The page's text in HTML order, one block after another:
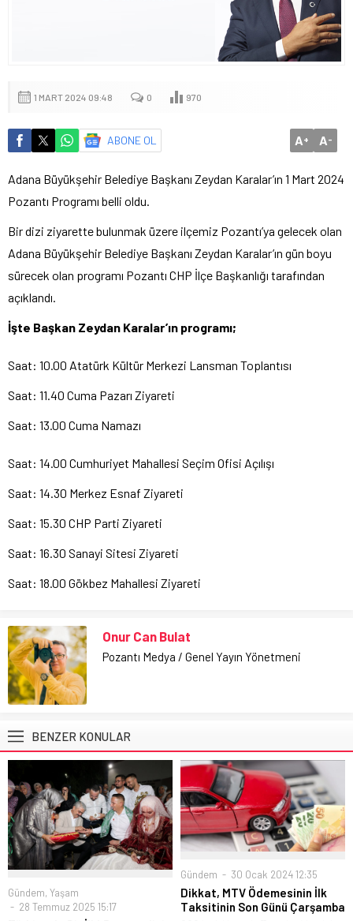
1 MART 2024 09:48 0 970
ABONE OL A+ A-
Adana Büyükşehir Belediye Başkanı Zeydan Karalar’ın 1 Mart 2024
Pozantı Programı belli oldu.
Bir dizi ziyarette bulunmak üzere ilçemiz Pozantı’ya gelecek olan
Adana Büyükşehir Belediye Başkanı Zeydan Karalar’ın gün boyu
sürecek olan programı Pozantı CHP İlçe Başkanlığı tarafından
açıklandı.
İşte Başkan Zeydan Karalar’ın programı;
Saat: 10.00 Atatürk Kültür Merkezi Lansman Toplantısı
Saat: 11.40 Cuma Pazarı Ziyareti
Saat: 13.00 Cuma Namazı
Saat: 14.00 Cumhuriyet Mahallesi Seçim Ofisi Açılışı
Saat: 14.30 Merkez Esnaf Ziyareti
Saat: 15.30 CHP Parti Ziyareti
Saat: 16.30 Sanayi Sitesi Ziyareti
Saat: 18.00 Gökbez Mahallesi Ziyareti
Onur Can Bulat
Pozantı Medya / Genel Yayın Yönetmeni
BENZER KONULAR
Gündem, Yaşam
28 Temmuz 2025 15:17
Gündem 30 Ocak 2024 12:35
Dikkat, MTV Ödemesinin İlk
Taksitinin Son Günü Çarşamba